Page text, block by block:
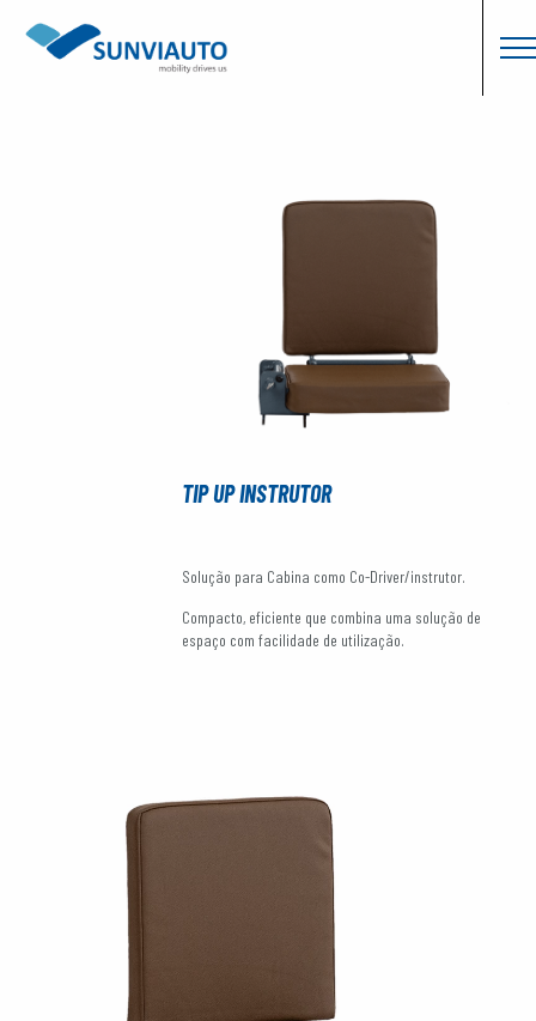
TIP UP INSTRUTOR
Solução para Cabina como Co-Driver/instrutor.
Compacto, eficiente que combina uma solução de
espaço com facilidade de utilização.